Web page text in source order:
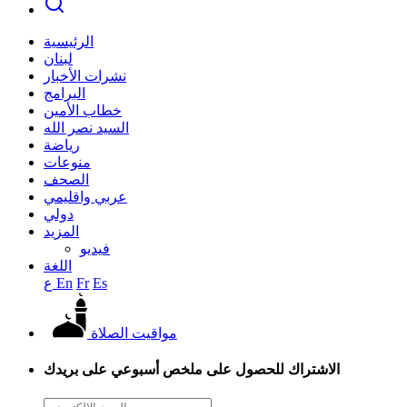
الرئيسية
لبنان
نشرات الأخبار
البرامج
خطاب الأمين
السيد نصر الله
رياضة
منوعات
الصحف
عربي واقليمي
دولي
المزيد
فيديو
اللغة
En Fr Es
مواقيت الصلاة
الاشتراك للحصول على ملخص أسبوعي على بريدك